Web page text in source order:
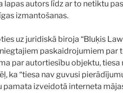
lapas autors līdz ar to netiktu
izmantošanas.
uz juridiskā biroja “Bluķis
paskaidrojumiem par
par autortiesību objektu,
ka “tiesa nav guvusi
pamata izveidotā interneta